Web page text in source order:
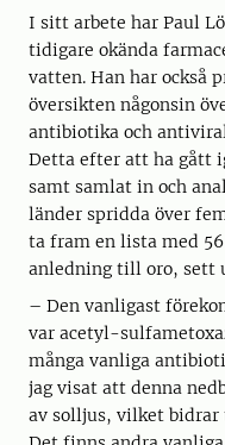
I sitt arbete har Paul
tidigare okända
vatten. Han har också
översikten någonsin
antibiotika och
Detta efter att ha gått
samt samlat in och
länder spridda över
ta fram en lista med
anledning till oro, sett
– Den vanligast
var acetyl-
många vanliga
jag visat att denna
av solljus, vilket